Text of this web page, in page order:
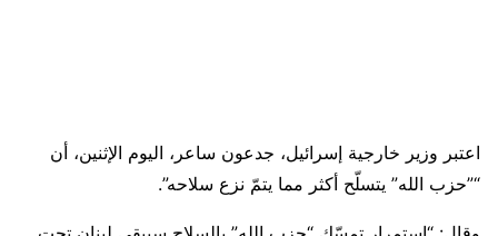
اعتبر وزير خارجية إسرائيل، جدعون ساعر، اليوم الإثنين، أن
“”حزب الله” يتسلّح أكثر مما يتمّ نزع سلاحه”.